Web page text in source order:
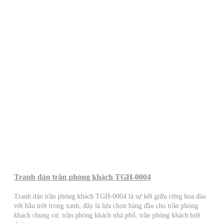
Tranh dán trần phòng khách TGH-0004
Tranh dán trần phòng khách TGH-0004 là sự kết giữa rừng hoa đào
với bầu trời trong xanh, đây là lựa chọn hàng đầu cho trần phòng
khách chung cư, trần phòng khách nhà phố, trần phòng khách biệt